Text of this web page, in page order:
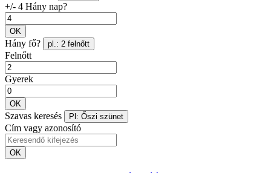
+/- 4 Hány nap?
OK
Hány fő? pl.: 2 felnőtt
Felnőtt
Gyerek
OK
Szavas keresés Pl: Őszi szünet
Cím vagy azonosító
OK